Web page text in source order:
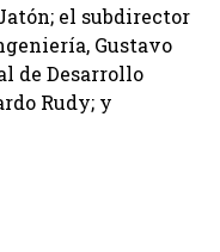
el subdirector
Gustavo
de Desarrollo
Rudy; y